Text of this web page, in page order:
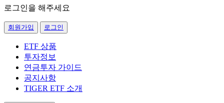
로그인을 해주세요
회원가입 로그인
ETF 상품
투자정보
연금투자 가이드
공지사항
TIGER ETF 소개